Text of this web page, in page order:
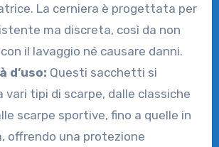
La cerniera è progettata per
ma discreta, così da non
il lavaggio né causare danni.
d’uso: Questi sacchetti si
vari tipi di scarpe, dalle classiche
scarpe sportive, fino a quelle in
offrendo una protezione